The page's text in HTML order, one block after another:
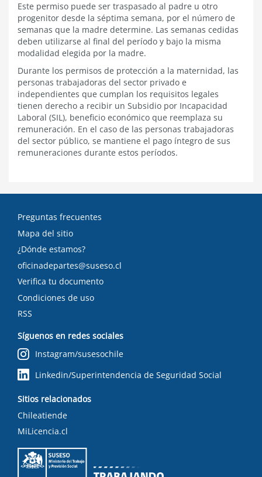
Este permiso puede ser traspasado al padre u otro
progenitor desde la séptima semana, por el número de
semanas que la madre determine. Las semanas cedidas
deben utilizarse al final del período y bajo la misma
modalidad elegida por la madre.
Durante los permisos de protección a la maternidad, las
personas trabajadoras del sector privado e
independientes que cumplan los requisitos legales
tienen derecho a recibir un Subsidio por Incapacidad
Laboral (SIL), beneficio económico que reemplaza su
remuneración. En el caso de las personas trabajadoras
del sector público, se mantiene el pago íntegro de sus
remuneraciones durante estos períodos.
Preguntas frecuentes
Mapa del sitio
¿Dónde estamos?
oficinadepartes@suseso.cl
Verifica tu documento
Condiciones de uso
RSS
Síguenos en redes sociales
Instagram/susesochile
Linkedin/Superintendencia de Seguridad Social
Sitios relacionados
Chileatiende
MiLicencia.cl